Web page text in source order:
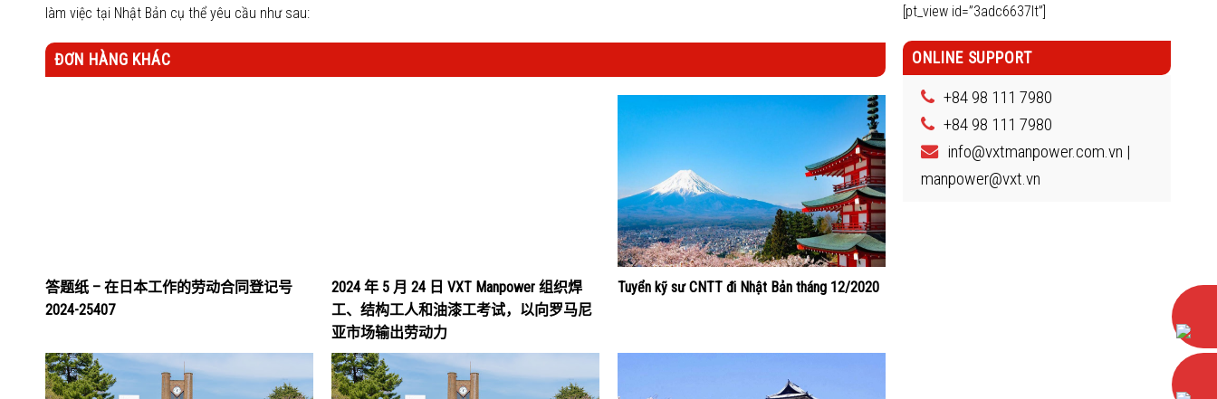
làm việc tại Nhật Bản cụ thể yêu cầu như sau:
ĐƠN HÀNG KHÁC
答题纸 – 在日本工作的劳动合同登记号
2024-25407
2024 年 5 月 24 日 VXT Manpower 组织焊
工、结构工人和油漆工考试，以向罗马尼
亚市场输出劳动力
Tuyển kỹ sư CNTT đi Nhật Bản tháng 12/2020
[pt_view id=”3adc6637lt”]
ONLINE SUPPORT
+84 98 111 7980
+84 98 111 7980
info@vxtmanpower.com.vn |
manpower@vxt.vn